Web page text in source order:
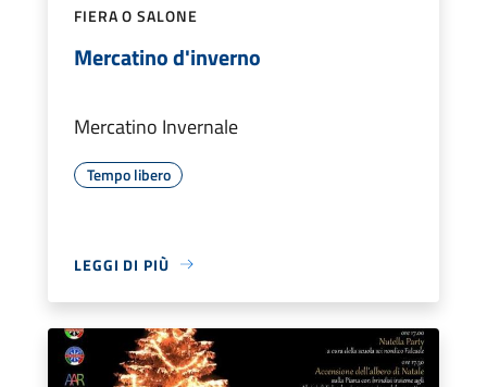
FIERA O SALONE
Mercatino d'inverno
Mercatino Invernale
Tempo libero
LEGGI DI PIÙ